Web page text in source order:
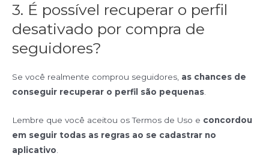
3. É possível recuperar o perfil
desativado por compra de
seguidores?
Se você realmente comprou seguidores, as chances de
conseguir recuperar o perfil são pequenas
Lembre que você aceitou os Termos de Uso e concordou
em seguir todas as regras ao se cadastrar no
aplicativo